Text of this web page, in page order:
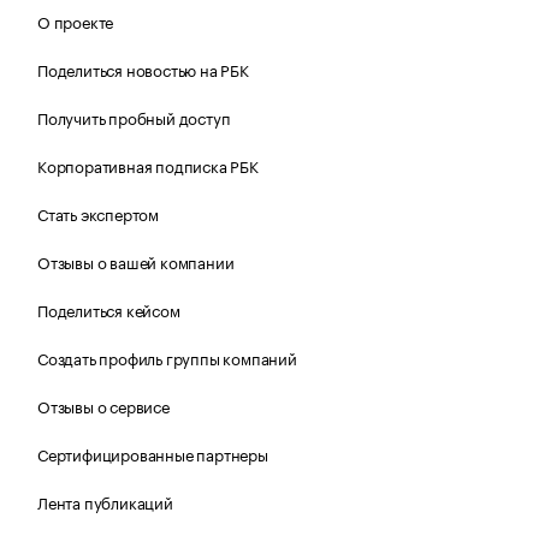
О проекте
Поделиться новостью на РБК
Получить пробный доступ
Корпоративная подписка РБК
Стать экспертом
Отзывы о вашей компании
Поделиться кейсом
Создать профиль группы компаний
Отзывы о сервисе
Сертифицированные партнеры
Лента публикаций